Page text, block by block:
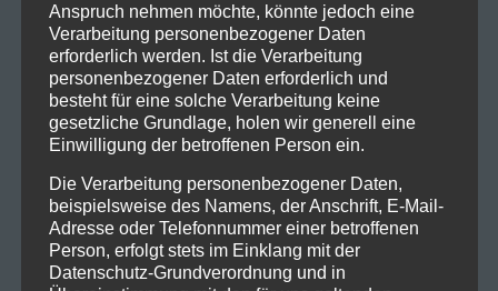
Anspruch nehmen möchte, könnte jedoch eine
Verarbeitung personenbezogener Daten
erforderlich werden. Ist die Verarbeitung
personenbezogener Daten erforderlich und
besteht für eine solche Verarbeitung keine
gesetzliche Grundlage, holen wir generell eine
Einwilligung der betroffenen Person ein.
Die Verarbeitung personenbezogener Daten,
beispielsweise des Namens, der Anschrift, E-Mail-
Adresse oder Telefonnummer einer betroffenen
Person, erfolgt stets im Einklang mit der
Datenschutz-Grundverordnung und in